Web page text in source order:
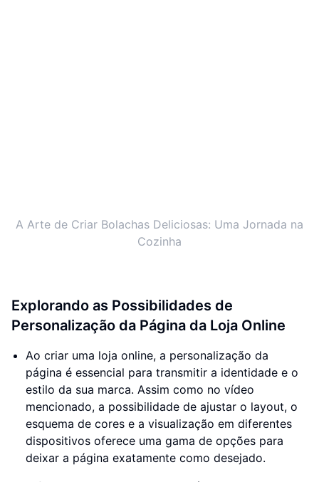
A Arte de Criar Bolachas Deliciosas: Uma Jornada na
Cozinha
Explorando as Possibilidades de
Personalização da Página da Loja Online
Ao criar uma loja online, a personalização da
página é essencial para transmitir a identidade e o
estilo da sua marca. Assim como no vídeo
mencionado, a possibilidade de ajustar o layout, o
esquema de cores e a visualização em diferentes
dispositivos oferece uma gama de opções para
deixar a página exatamente como desejado.